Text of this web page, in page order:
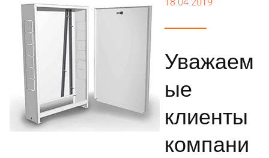
Уважаем
ые
клиенты
компани